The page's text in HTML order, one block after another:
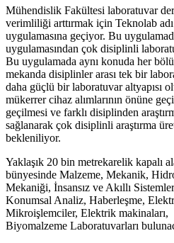
Mühendislik Fakültesi laboratuvar
verimliliği arttırmak için Teknolab
uygulamasına geçiyor. Bu
uygulamasından çok disiplinli
Bu uygulamada aynı konuda her
mekanda disiplinler arası tek bir
daha güçlü bir laboratuvar altyapısı
mükerrer cihaz alımlarının önüne
geçilmesi ve farklı disiplinden
sağlanarak çok disiplinli araştırma
bekleniliyor.
Yaklaşık 20 bin metrekarelik kapalı
bünyesinde Malzeme, Mekanik,
Mekaniği, İnsansız ve Akıllı
Konumsal Analiz, Haberleşme,
Mikroişlemciler, Elektrik
Biyomalzeme Laboratuvarları